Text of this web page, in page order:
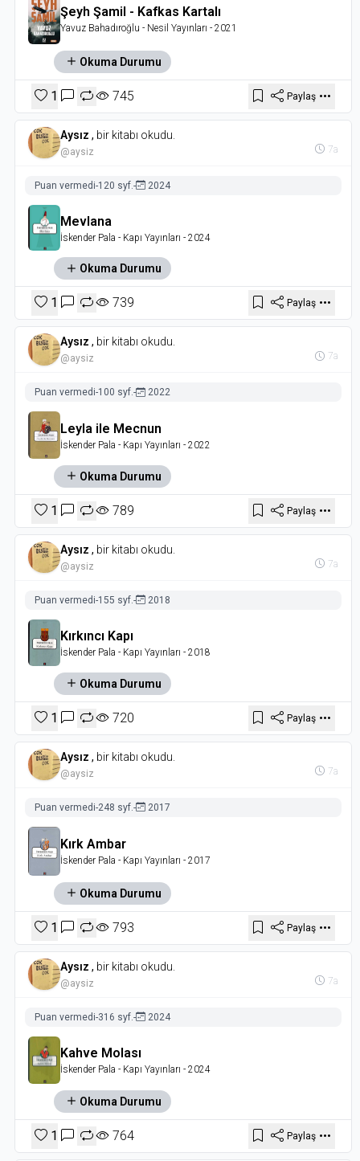
Şeyh Şamil - Kafkas Kartalı
Yavuz Bahadıroğlu - Nesil Yayınları - 2021
Okuma Durumu
1 745 Paylaş
Aysız , bir kitabı okudu.
@aysiz 7a
Puan vermedi-120 syf.- 2024
Mevlana
İskender Pala - Kapı Yayınları - 2024
Okuma Durumu
1 739 Paylaş
Aysız , bir kitabı okudu.
@aysiz 7a
Puan vermedi-100 syf.- 2022
Leyla ile Mecnun
İskender Pala - Kapı Yayınları - 2022
Okuma Durumu
1 789 Paylaş
Aysız , bir kitabı okudu.
@aysiz 7a
Puan vermedi-155 syf.- 2018
Kırkıncı Kapı
İskender Pala - Kapı Yayınları - 2018
Okuma Durumu
1 720 Paylaş
Aysız , bir kitabı okudu.
@aysiz 7a
Puan vermedi-248 syf.- 2017
Kırk Ambar
İskender Pala - Kapı Yayınları - 2017
Okuma Durumu
1 793 Paylaş
Aysız , bir kitabı okudu.
@aysiz 7a
Puan vermedi-316 syf.- 2024
Kahve Molası
İskender Pala - Kapı Yayınları - 2024
Okuma Durumu
1 764 Paylaş